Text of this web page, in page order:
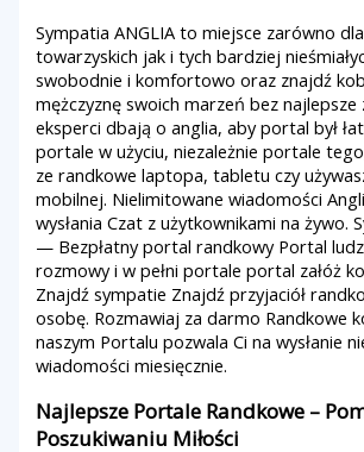
Sympatia ANGLIA to miejsce zarówno
towarzyskich jak i tych bardziej
swobodnie i komfortowo oraz znajdź
mężczyznę swoich marzeń bez najlepsze
eksperci dbają o anglia, aby portal był
portale w użyciu, niezależnie portale
ze randkowe laptopa, tabletu czy
mobilnej. Nielimitowane wiadomości
wysłania Czat z użytkownikami na żywo.
— Bezpłatny portal randkowy Portal
rozmowy i w pełni portale portal załóż
Znajdź sympatie Znajdź przyjaciół
osobę. Rozmawiaj za darmo Randkowe
naszym Portalu pozwala Ci na wysłanie
wiadomości miesięcznie.
Najlepsze Portale Randkowe –
Poszukiwaniu Miłości